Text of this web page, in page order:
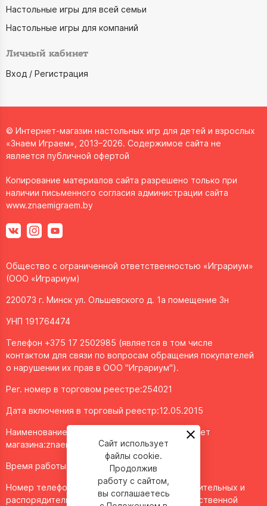
Настольные игры для всей семьи
Настольные игры для компаний
Личный кабинет
Вход / Регистрация
© Интернет-магазин настольных игр для детей и взрослых
«Знаем Играем», 2013–2026. Содержимое сайта не
является публичной офертой
Копирование материалов сайта разрешено только при
наличии письменного согласия администрации сайта
www.znaemigraem.by
Общество с ограниченной ответственностью «Играриум»
(ООО «Играриум)
220073 г. Минск ул. Ольшевского д. 1а помещение 3н
УНП 191764474
Телефон +375 17 2502985 (является в том числе
контактом для связи по вопросам обращения покупателей
о нарушении их прав в ООО "Играриум").
Рег. номер в торговом реестре:254021
Дата включения в торговый реестр:12.05.2015
Наименование объекта/доменное имя интернет
магазина:znaemigraem.by
Время работы: ежедневно с 11:00 до 20:00
Номер телефона работников местных исполнительных и
распорядительных органов по месту государственной
Сайт использует
файлы cookie.
Продолжив
работу с сайтом,
вы соглашаетесь